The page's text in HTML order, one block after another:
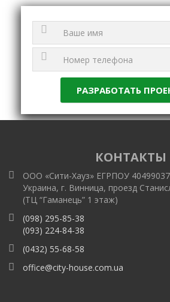
КОНТАКТЫ
ООО «Сити-Хауз» ЕГРПОУ 40499037
Украина, г. Винница, проезд
(ТЦ “Гаманець” 1 этаж)
(098) 295-85-38
(093) 224-84-38
(0432) 55-68-58
office@city-house.com.ua